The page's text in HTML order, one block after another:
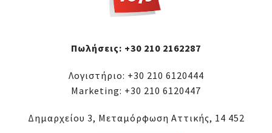
Πωλήσεις: +30 210 2162287
Λογιστήριο: +30 210 6120444
Marketing: +30 210 6120447
Δημαρχείου 3, Μεταμόρφωση Αττικής, 14 452